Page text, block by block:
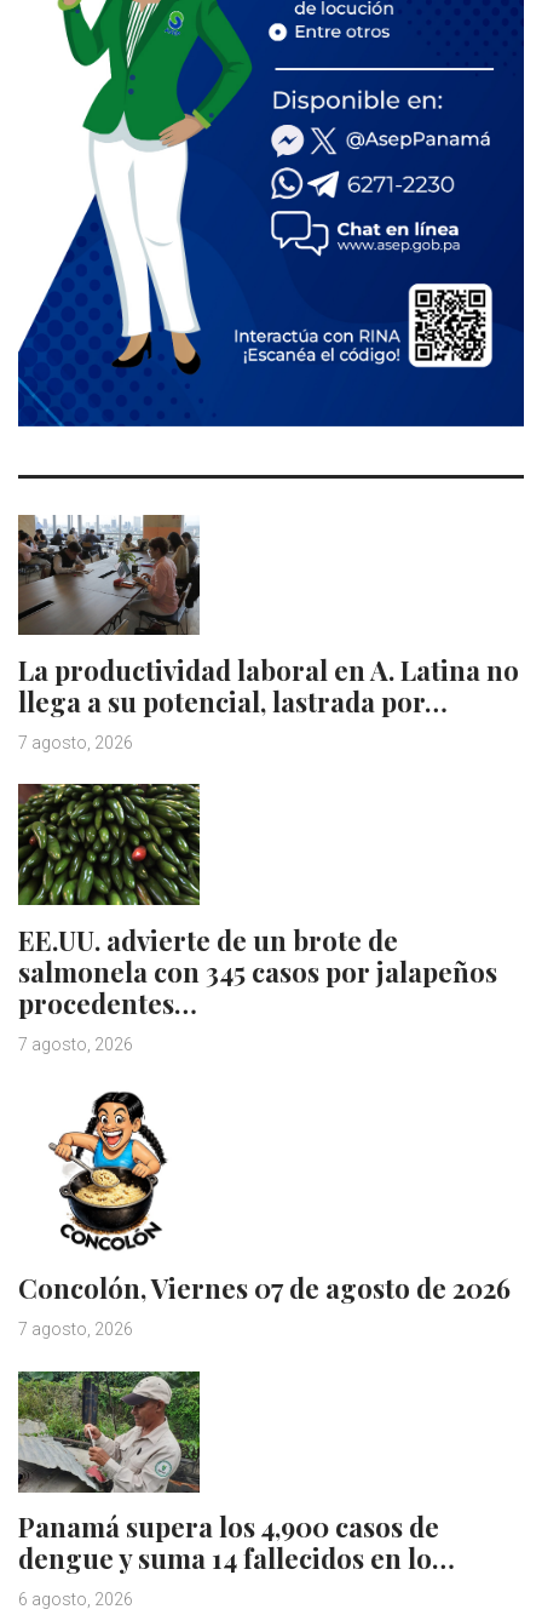
La productividad laboral en A. Latina no
llega a su potencial, lastrada por…
7 agosto, 2026
EE.UU. advierte de un brote de
salmonela con 345 casos por jalapeños
procedentes…
7 agosto, 2026
Concolón, Viernes 07 de agosto de 2026
7 agosto, 2026
Panamá supera los 4,900 casos de
dengue y suma 14 fallecidos en lo…
6 agosto, 2026